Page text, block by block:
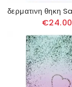
€24.00